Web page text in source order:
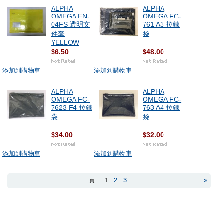
ALPHA
OMEGA EN-
04FS 透明文
件套
YELLOW
$6.50
添加到購物車
ALPHA
OMEGA FC-
761 A3 拉鍊
袋
$48.00
添加到購物車
ALPHA
OMEGA FC-
7623 F4 拉鍊
袋
$34.00
添加到購物車
ALPHA
OMEGA FC-
763 A4 拉鍊
袋
$32.00
添加到購物車
»
頁: 1 2 3